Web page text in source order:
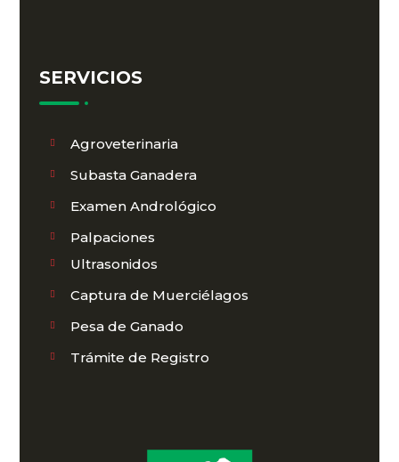
SERVICIOS
Agroveterinaria
Subasta Ganadera
Examen Andrológico
Palpaciones
Ultrasonidos
Captura de Muerciélagos
Pesa de Ganado
Trámite de Registro